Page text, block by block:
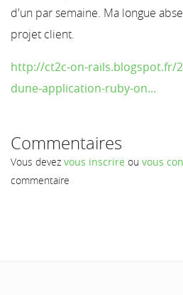
d'un par semaine. Ma longue
projet client.
http://ct2c-on-rails.blogspot.fr/
dune-application-ruby-on...
Commentaires
Vous devez vous inscrire ou vous
commentaire